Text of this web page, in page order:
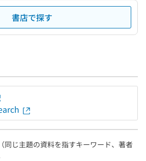
書店で探す
同じ主題の資料を指すキーワード、著者